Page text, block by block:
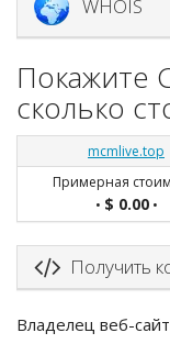
WHOIS
Покажите
сколько
mcmlive.top
Примерная
• $ 0.00•
Получить
Владелец веб-